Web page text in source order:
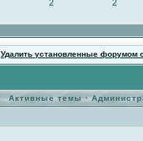
2 2
Удалить установленные форумом
Активные темы·